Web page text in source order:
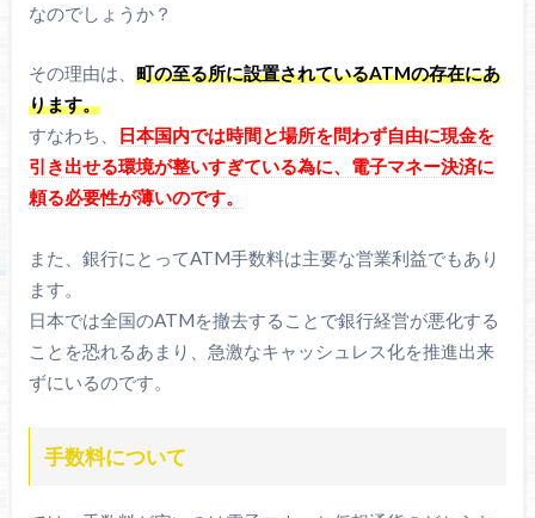
なのでしょうか？
その理由は、 町の至る所に設置されているATMの存在にあ
ります。
すなわち、
日本国内では時間と場所を問わず自由に現金を
引き出せる環境が整いすぎている為に、電子マネー決済に
頼る必要性が薄いのです。
また、銀行にとってATM手数料は主要な営業利益でもあり
ます。
日本では全国のATMを撤去することで銀行経営が悪化する
ことを恐れるあまり、急激なキャッシュレス化を推進出来
ずにいるのです。
手数料について